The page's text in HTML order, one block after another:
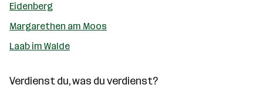
Eidenberg
Margarethen am Moos
Laab im Walde
Verdienst du, was du verdienst?